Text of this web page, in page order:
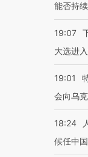
能否持
19:07
大选进
19:01
会向乌
18:24
候任中